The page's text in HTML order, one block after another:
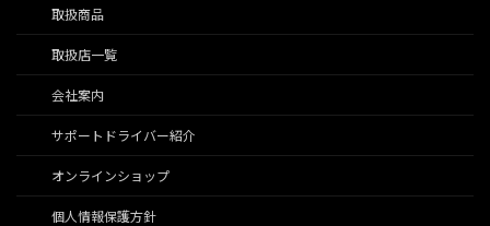
取扱商品
取扱店一覧
会社案内
サポートドライバー紹介
オンラインショップ
個人情報保護方針